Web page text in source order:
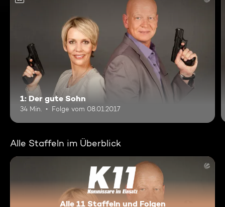
1: Der gute Sohn
34 Min. Folge vom 08.01.2017
Alle Staffeln im Überblick
Alle 11 Staffeln und Folgen